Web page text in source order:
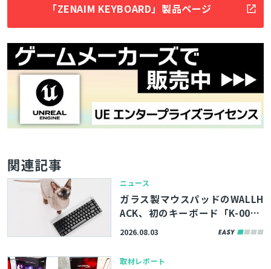
「ZENAIM KEYBOARD」製品ページ
関連記事
ニュース
ガラス製マウスパッドのWALLH
ACK、初のキーボード「K-00
1」とマウス「M-001」を発
2026.08.03
取材レポート
とじる